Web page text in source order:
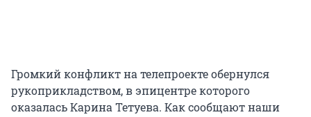
Громкий конфликт на телепроекте обернулся
рукоприкладством, в эпицентре которого
оказалась Карина Тетуева. Как сообщают наши